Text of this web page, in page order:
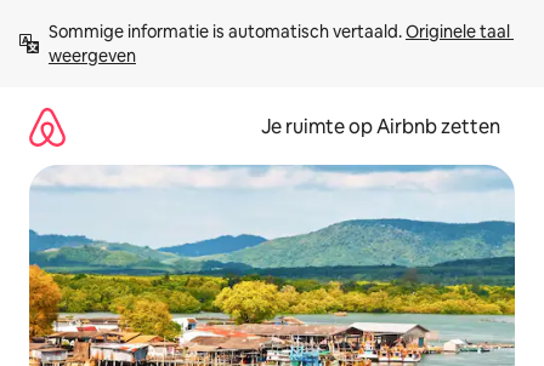
direct
naar
Sommige informatie is automatisch vertaald. Originele taal
weergeven
Je ruimte op Airbnb zetten